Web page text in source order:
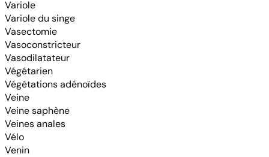
Variole
Variole du singe
Vasectomie
Vasoconstricteur
Vasodilatateur
Végétarien
Végétations adénoïdes
Veine
Veine saphène
Veines anales
Vélo
Venin